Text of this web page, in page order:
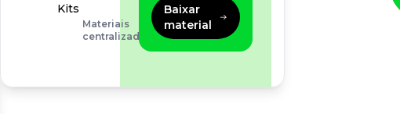
Kits
Materiais
centralizados
prevenção de riscos:
agora, além dos
fatores físicos e
operacionais, as
para os riscos
Baixar
material